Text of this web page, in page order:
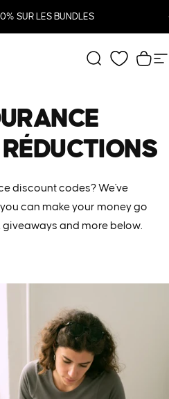
SUR LES BUNDLES
Rechercher
RÉDUCTIONS
discount codes? We've
can make your money go
and more below.